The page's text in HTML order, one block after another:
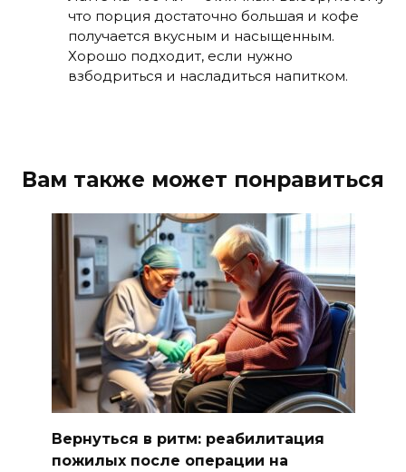
что порция достаточно большая и кофе
получается вкусным и насыщенным.
Хорошо подходит, если нужно
взбодриться и насладиться напитком.
Вам также может понравиться
Вернуться в ритм: реабилитация
пожилых после операции на